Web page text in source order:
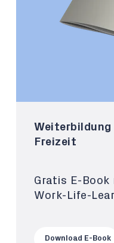
Weiterbildung
Freizeit
Gratis E-
Work-Life-
Download E-Book